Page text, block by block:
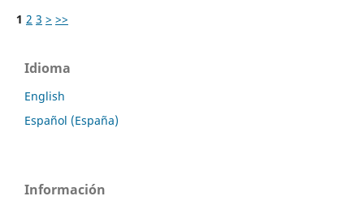
1 2 3 > >>
Idioma
English
Español (España)
Información